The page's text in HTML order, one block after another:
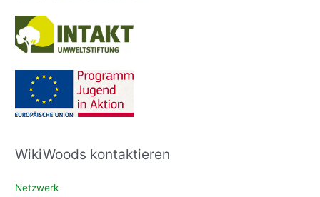
WikiWoods kontaktieren
Netzwerk